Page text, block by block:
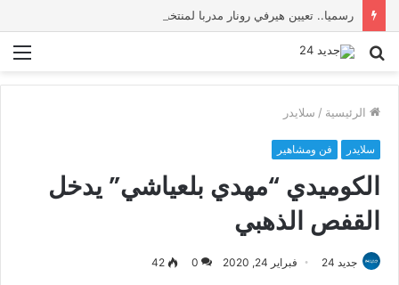
رسميا.. تعيين هيرفي رونار مدربا لمنتخب كوت ديفوار
بحث
الرئيسية / سلايدر
سلايدر فن ومشاهير
الكوميدي “مهدي بلعياشي” يدخل
القفص الذهبي
جديد 24 فبراير 24, 2020 0
42